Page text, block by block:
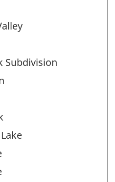
Subdivision